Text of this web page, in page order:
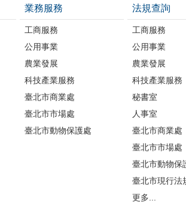
業務服務
工商服務
公用事業
農業發展
科技產業服務
臺北市商業處
臺北市市場處
臺北市動物保護處
法規查詢
工商服務
公用事業
農業發展
科技產業服務
秘書室
人事室
臺北市商業處
臺北市市場處
臺北市動物保
臺北市現行法
更多...